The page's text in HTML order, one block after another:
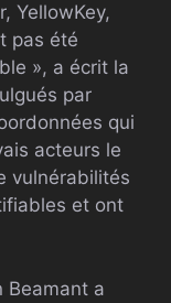
YellowKey,
pas été
», a écrit la
par
qui
acteurs le
vulnérabilités
et ont
Beamant a